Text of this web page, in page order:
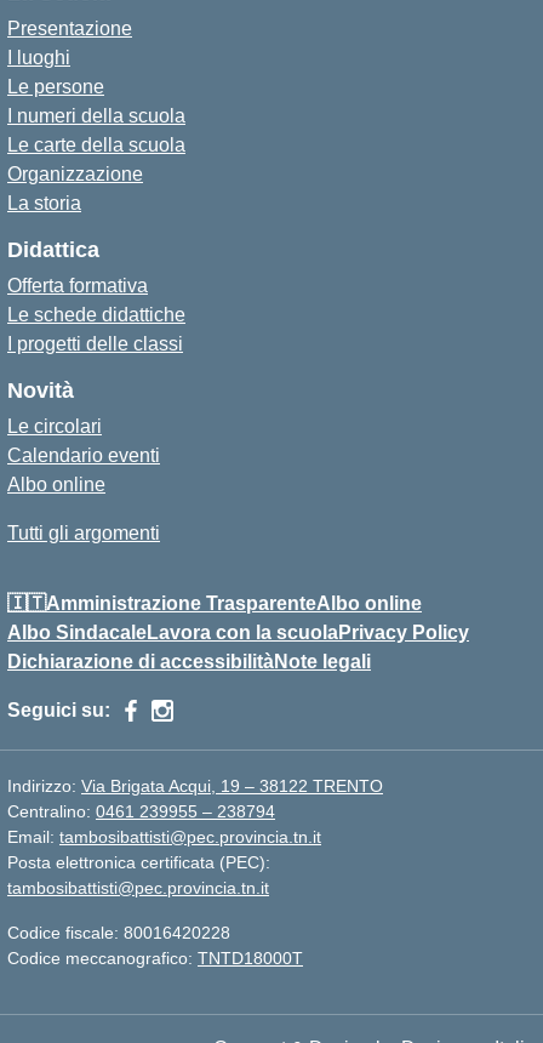
Presentazione
I luoghi
Le persone
I numeri della scuola
Le carte della scuola
Organizzazione
La storia
Didattica
Offerta formativa
Le schede didattiche
I progetti delle classi
Novità
Le circolari
Calendario eventi
Albo online
Tutti gli argomenti
🇮🇹Amministrazione TrasparenteAlbo online
Albo SindacaleLavora con la scuolaPrivacy Policy
Dichiarazione di accessibilitàNote legali
Seguici su:
Indirizzo: Via Brigata Acqui, 19 – 38122 TRENTO
Centralino: 0461 239955 – 238794
Email: tambosibattisti@pec.provincia.tn.it
Posta elettronica certificata (PEC):
tambosibattisti@pec.provincia.tn.it
Codice fiscale: 80016420228
Codice meccanografico: TNTD18000T